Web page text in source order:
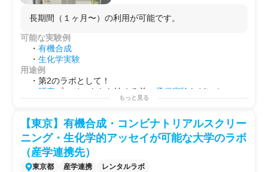
長期間（１ヶ月〜）の利用が可能です。
可能な実験例
・有機合成
・生化学実験
用途例
・第2のラボとして！
・研究 プロジェクトを始める前の 予備実験 などに！
サイドプロジェクト
もっと見る
【東京】有機合成・コンビナトリアルスクリー
ニング・生化学的アッセイが可能な大学のラボ
（産学連携先）
東京都 産学連携 レンタルラボ